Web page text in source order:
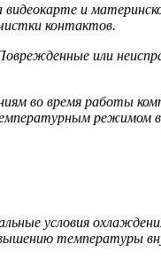
и
контактов.
или
во время работы
режимом
условия
температуры